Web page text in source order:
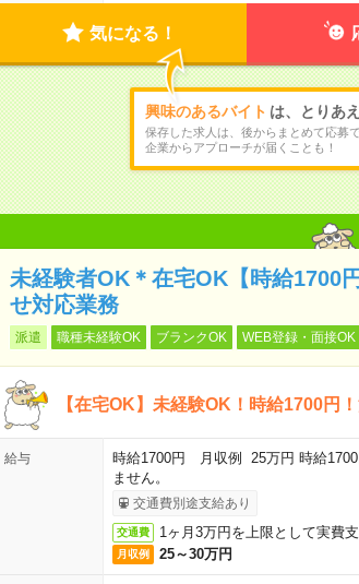
気になる！
興味のあるバイト は、とりあ
保存した求人は、後からまとめて応募で
企業からアプローチが届くことも！
未経験者OK＊在宅OK【時給1700
せ対応業務
派遣 職種未経験OK ブランクOK WEB登録・面接OK
【在宅OK】未経験OK！時給1700円
給与
時給1700円 月収例 25万円 時給
ません。
交通費別途支給あり
交通費 1ヶ月3万円を上限として実費
月収例 25～30万円